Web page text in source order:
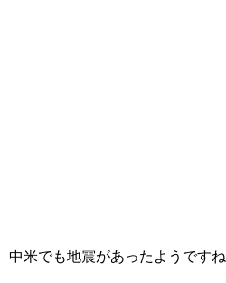
中米でも地震があったようですね